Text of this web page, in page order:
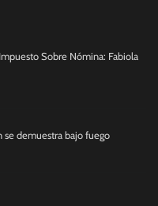
Sobre Nómina: Fabiola
se demuestra bajo fuego